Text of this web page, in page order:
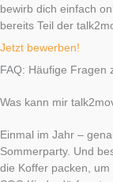
bewirb dich einfach
bereits Teil der
Jetzt bewerben!
FAQ: Häufige Fragen
Was kann mir
Einmal im Jahr –
Sommerparty. Und
die Koffer packen,